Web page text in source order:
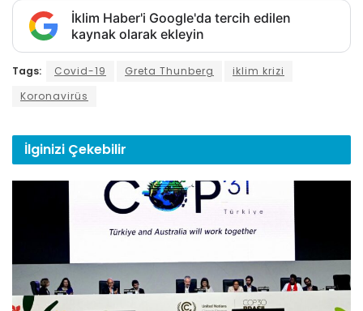
İklim Haber'i Google'da tercih edilen
kaynak olarak ekleyin
Tags: Covid-19 Greta Thunberg
iklim krizi
Koronavirüs
İlginizi Çekebilir